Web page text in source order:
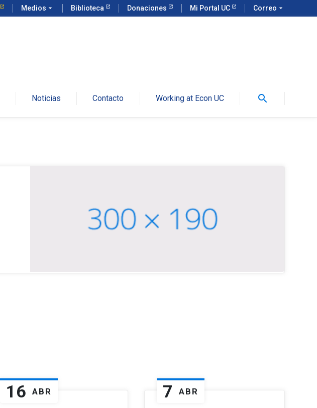
Medios arrow_drop_down Biblioteca Donaciones Mi Portal UC Correo arrow_drop_down
Noticias Contacto Working at Econ UC search
16 ABR 7 ABR